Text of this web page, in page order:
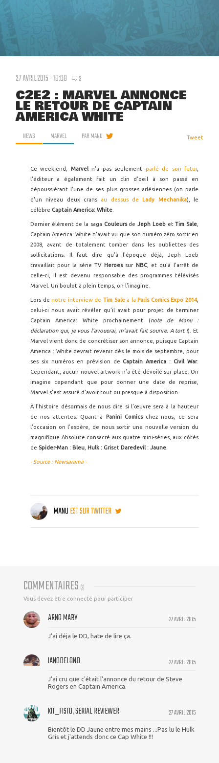
27 AVRIL 2015 - 18:08 3
C2E2 : MARVEL ANNONCE
LE RETOUR DE CAPTAIN
AMERICA WHITE
NEWS MARVEL PARMANU Tweet
Ce week-end, Marveln'a pas seulement parlé de son futur,
l'éditeur a également fait un clin d'oeil à son passé en
dépoussiérant l'une de ses plus grosses arlésiennes (on parle
d'un niveau deux crans au dessus de Lady Mechanika), le
célèbre Captain America: White
Dernier élément de la saga Couleurs deJeph LoebetTim Sale
Captain America: White n'avait vu que son numéro zéro sortir en
2008, avant de totalement tomber dans les oubliettes des
sollicitations. Il faut dire qu'à l'époque déjà, Jeph Loeb
travaillait pour la série TV Heroessur NBC, et qu'à l'arrêt de
celle-ci, il est devenu responsable des programmes télévisés
Marvel. Un boulot à plein temps, on l'imagine.
Lors denotre interview de Tim Saleà laParis Comics Expo 2014,
celui-ci nous avait révéler qu'il avait pour projet de terminer
Captain America: White prochainement (note de Manu :
déclaration qui, je vous l'avouerai, m'avait fait sourire. A tort !). Et
Marvel vient donc de concrétiser son annonce, puisque Captain
America : White devrait revenir dès le mois de septembre, pour
ses six numéros en prévision de Captain America : Civil War.
Cependant, aucun nouvel artwork n’a été dévoilé sur place. On
imagine cependant que pour donner une date de reprise,
Marvel s’est assuré d’avoir tout ou presque à disposition.
À l’histoire désormais de nous dire si l’œuvre sera à la hauteur
de nos attentes. Quant à
Panini Comicschez nous, ce sera
l’occasion on l’espère, de nous sortir une nouvelle version du
magnifique Absolute consacré aux quatre mini-séries, aux côtés
de Spider-Man : Bleu Hulk : Griset Daredevil : Jaune
- Source : Newsarama -
MANUEST SUR TWITTER
COMMENTAIRES (3)
Vous devez être connecté pour participer
27 AVRIL 2015
ARNO MARY
J'ai déja le DD, hate de lire ça.
27 AVRIL 2015
IAN0DELOND
J'ai cru que c'était l'annonce du retour de Steve
Rogers en Captain America.
27 AVRIL 2015
KIT_FISTO, SERIAL REVIEWER
Bientôt le DD Jaune entre mes mains ...Pas lu le Hulk
Gris et j'attends donc ce Cap White !!!